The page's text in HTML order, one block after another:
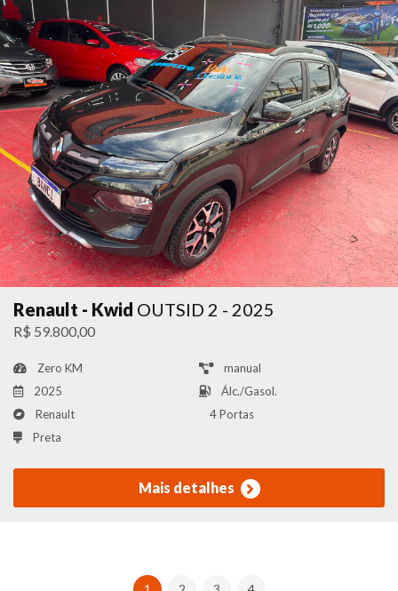
Renault - Kwid OUTSID 2 - 2025
R$ 59.800,00
Zero KM
manual
2025
Álc./Gasol.
Renault
4 Portas
Preta
Mais detalhes